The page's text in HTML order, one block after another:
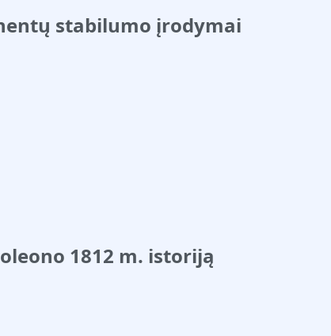
stabilumo įrodymai
1812 m. istoriją